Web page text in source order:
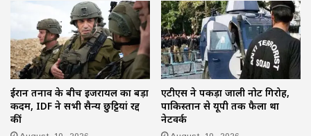
ईरान तनाव के बीच इजरायल का बड़ा
कदम, IDF ने सभी सैन्य छुट्टियां रद्द
कीं
एटीएस ने पकड़ा जाली नोट गिरोह,
पाकिस्तान से यूपी तक फैला था
नेटवर्क